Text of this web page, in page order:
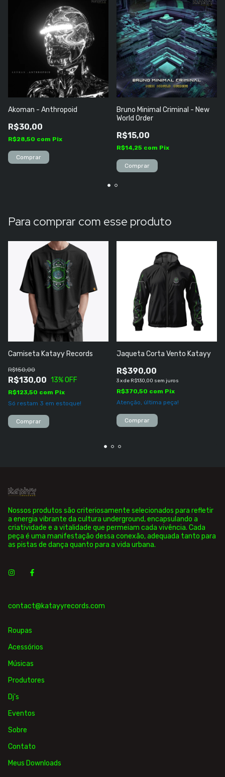
Akoman - Anthropoid
R$30,00
R$28,50 com Pix
Bruno Minimal Criminal - New
World Order
R$15,00
R$14,25 com Pix
Para comprar com esse produto
Camiseta Katayy Records
R$130,00
R$150,00
13% OFF
R$123,50 com Pix
Só restam 3 em estoque!
Comprar
Jaqueta Corta Vento Katayy
R$390,00
3xde R$130,00 sem juros
R$370,50 com Pix
Atenção, última peça!
Comprar
Nossos produtos são criteriosamente selecionados para refletir
a energia vibrante da cultura underground, encapsulando a
criatividade e a vitalidade que permeiam cada vivência. Cada
peça é uma manifestação dessa conexão, adequada tanto para
as pistas de dança quanto para a vida urbana.
contact@katayyrecords.com
Roupas
Acessórios
Músicas
Produtores
Dj's
Eventos
Sobre
Contato
Meus Downloads